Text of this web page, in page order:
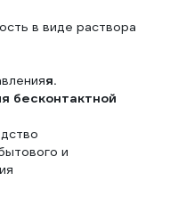
в виде раствора
я.
бесконтактной
и